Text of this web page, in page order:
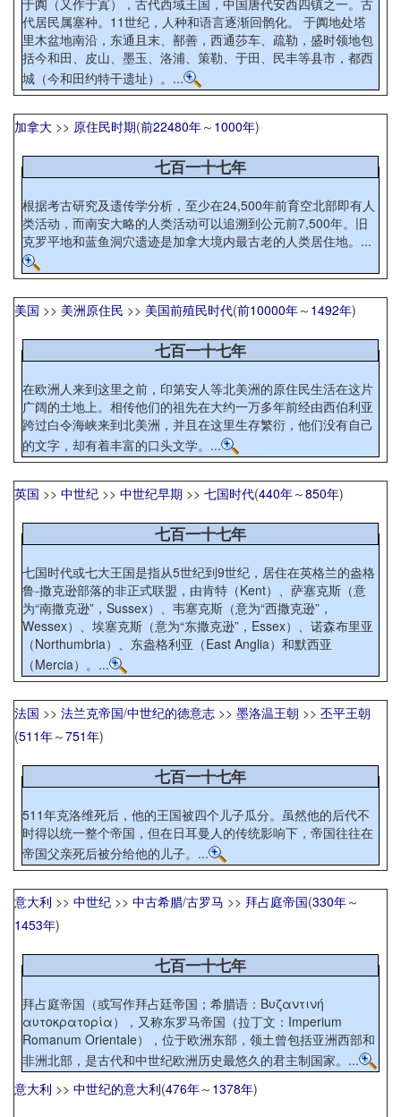
于阗（又作于寘），古代西域王国，中国唐代安西四镇之一。古
代居民属塞种。11世纪，人种和语言逐渐回鹘化。 于阗地处塔
里木盆地南沿，东通且末、鄯善，西通莎车、疏勒，盛时领地包
括今和田、皮山、墨玉、洛浦、策勒、于田、民丰等县市，都西
城（今和田约特干遗址）。...
加拿大 >> 原住民时期(前22480年～ 1000年)
七百一十七年
根据考古研究及遗传学分析，至少在24,500年前育空北部即有人
类活动，而南安大略的人类活动可以追溯到公元前7,500年。旧
克罗平地和蓝鱼洞穴遗迹是加拿大境内最古老的人类居住地。...
美国 >> 美洲原住民 >> 美国前殖民时代(前10000年～ 1492年)
七百一十七年
在欧洲人来到这里之前，印第安人等北美洲的原住民生活在这片
广阔的土地上。相传他们的祖先在大约一万多年前经由西伯利亚
跨过白令海峡来到北美洲，并且在这里生存繁衍，他们没有自己
的文字，却有着丰富的口头文学。...
英国 >> 中世纪 >> 中世纪早期 >> 七国时代(440年～850年)
七百一十七年
七国时代或七大王国是指从5世纪到9世纪，居住在英格兰的盎格
鲁-撒克逊部落的非正式联盟，由肯特（Kent）、萨塞克斯（意
为“南撒克逊”，Sussex）、韦塞克斯（意为“西撒克逊”，
Wessex）、埃塞克斯（意为“东撒克逊”，Essex）、诺森布里亚
（Northumbria）、东盎格利亚（East Anglia）和默西亚
（Mercia）。...
法国 >> 法兰克帝国/中世纪的德意志 >> 墨洛温王朝 >> 丕平王朝
(511年～751年)
七百一十七年
511年克洛维死后，他的王国被四个儿子瓜分。虽然他的后代不
时得以统一整个帝国，但在日耳曼人的传统影响下，帝国往往在
帝国父亲死后被分给他的儿子。...
意大利 >> 中世纪 >> 中古希腊/古罗马 >> 拜占庭帝国(330年～
1453年)
七百一十七年
拜占庭帝国（或写作拜占廷帝国；希腊语：Βυζαντινή
αυτοκρατορία），又称东罗马帝国（拉丁文：Imperium
Romanum Orientale），位于欧洲东部，领土曾包括亚洲西部和
非洲北部，是古代和中世纪欧洲历史最悠久的君主制国家。...
意大利 >> 中世纪的意大利(476年～ 1378年)